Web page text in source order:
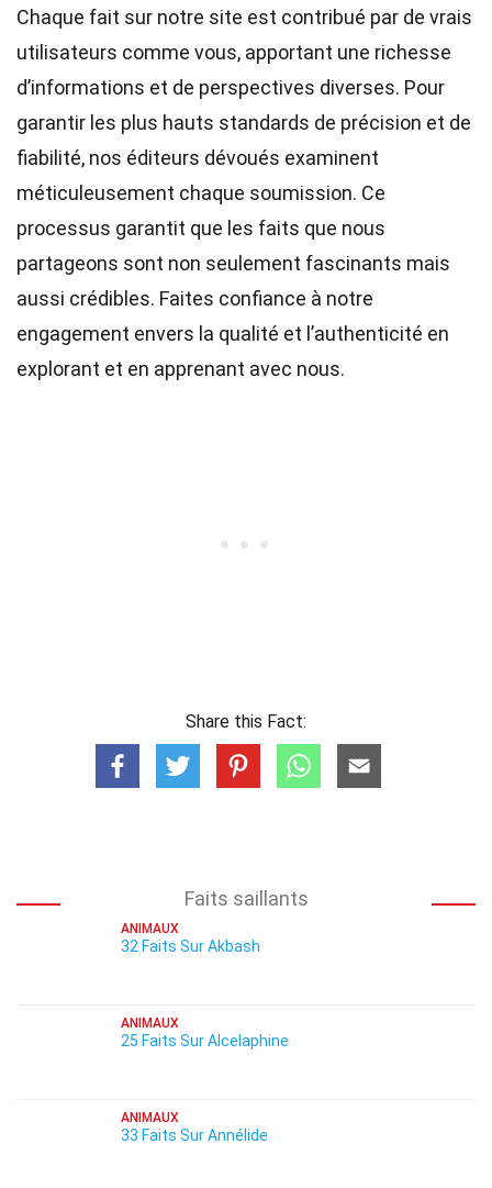
Chaque fait sur notre site est contribué par de vrais
utilisateurs comme vous, apportant une richesse
d’informations et de perspectives diverses. Pour
garantir les plus hauts standards de précision et de
fiabilité, nos éditeurs dévoués examinent
méticuleusement chaque soumission. Ce
processus garantit que les faits que nous
partageons sont non seulement fascinants mais
aussi crédibles. Faites confiance à notre
engagement envers la qualité et l’authenticité en
explorant et en apprenant avec nous.
Share this Fact:
Faits saillants
ANIMAUX
32 Faits Sur Akbash
ANIMAUX
25 Faits Sur Alcelaphine
ANIMAUX
33 Faits Sur Annélide